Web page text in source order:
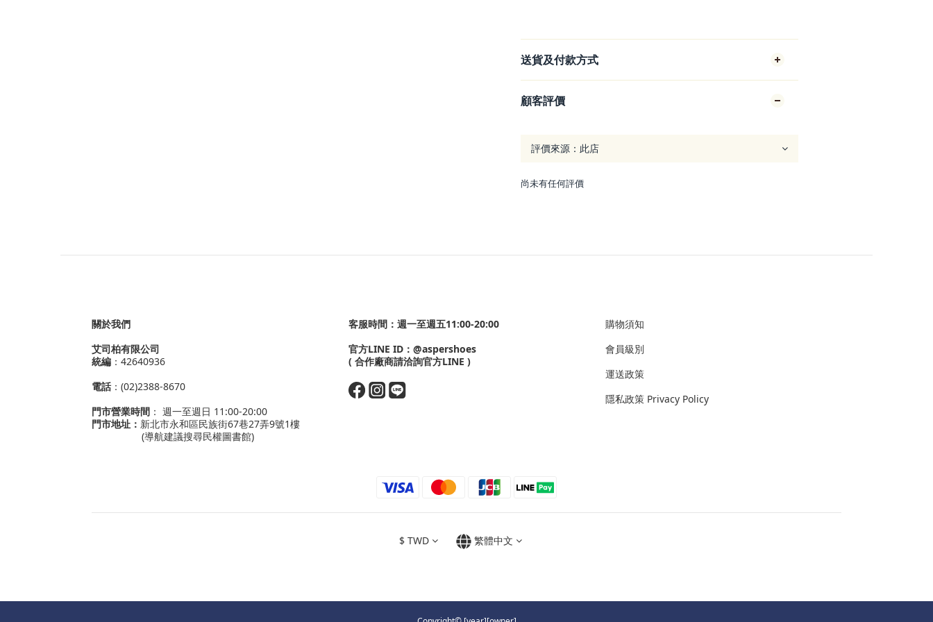
送貨及付款方式
顧客評價
尚未有任何評價
關於我們
艾司柏有限公司
統編 ：42640936
電話：(02)2388-8670
門市營業時間 ： 週一至週日 11:00-20:00
門市地址： 新北市永和區民族街67巷27弄9號1樓
(導航建議搜尋民權圖書館)
客服時間：週一至週五11:00-20:00
官方LINE ID： @aspershoes
( 合作廠商請洽詢官方LINE )
購物須知
會員級別
運送政策
隱私政策 Privacy Policy
$ TWD 繁體中文